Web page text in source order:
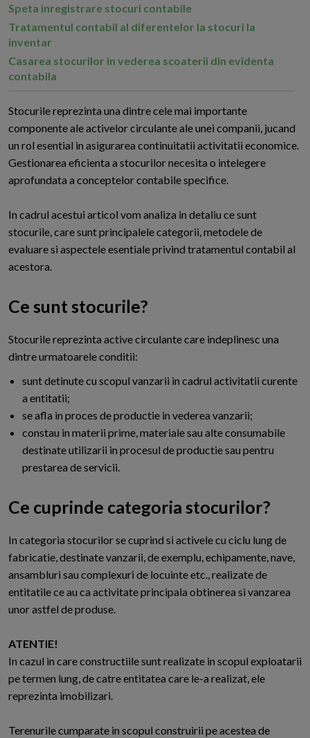
Speta inregistrare stocuri contabile
Tratamentul contabil al diferentelor la stocuri la
inventar
Casarea stocurilor in vederea scoaterii din evidenta
contabila
Stocurile reprezinta una dintre cele mai importante
componente ale activelor circulante ale unei companii, jucand
un rol esential in asigurarea continuitatii activitatii economice.
Gestionarea eficienta a stocurilor necesita o intelegere
aprofundata a conceptelor contabile specifice.
In cadrul acestui articol vom analiza in detaliu ce sunt
stocurile, care sunt principalele categorii, metodele de
evaluare si aspectele esentiale privind tratamentul contabil al
acestora.
Ce sunt stocurile?
Stocurile reprezinta active circulante care indeplinesc una
dintre urmatoarele conditii:
sunt detinute cu scopul vanzarii in cadrul activitatii curente
a entitatii;
se afla in proces de productie in vederea vanzarii;
constau in materii prime, materiale sau alte consumabile
destinate utilizarii in procesul de productie sau pentru
prestarea de servicii.
Ce cuprinde categoria stocurilor?
In categoria stocurilor se cuprind si activele cu ciclu lung de
fabricatie, destinate vanzarii, de exemplu, echipamente, nave,
ansambluri sau complexuri de locuinte etc., realizate de
entitatile ce au ca activitate principala obtinerea si vanzarea
unor astfel de produse.
ATENTIE!
In cazul in care constructiile sunt realizate in scopul exploatarii
pe termen lung, de catre entitatea care le-a realizat, ele
reprezinta imobilizari.
Terenurile cumparate in scopul construirii pe acestea de